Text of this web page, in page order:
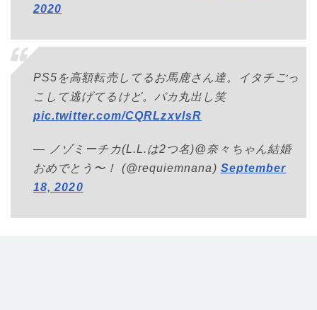
2020
PS5を高額転売してるお馬鹿さん達。イタチごっ
こして逃げてるけど。バカ丸出し笑
pic.twitter.com/CQRLzxvlsR
— ノゾミーチカ(L.L.は2つ名)@奈々ちゃん結婚
おめでとう〜！ (@requiemnana) September
18, 2020